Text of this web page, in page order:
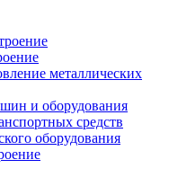
металлических
и оборудования
средств
оборудования